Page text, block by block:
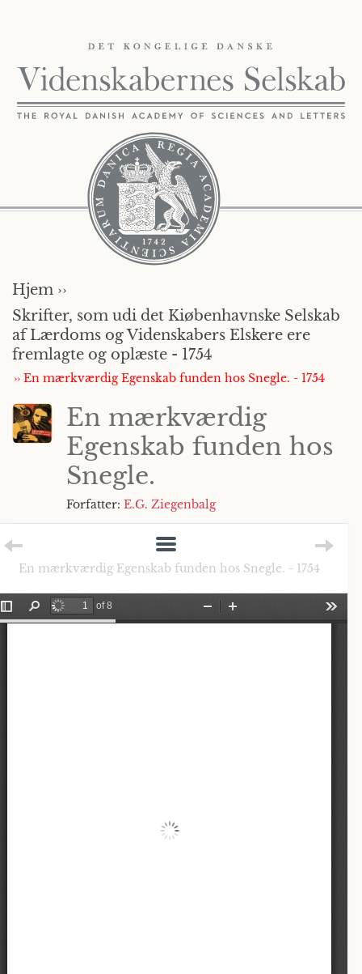
Hjem ››
Skrifter, som udi det Kiøbenhavnske Selskab
af Lærdoms og Videnskabers Elskere ere
fremlagte og oplæste - 1754
›› En mærkværdig Egenskab funden hos Snegle. - 1754
En mærkværdig
Egenskab funden hos
Snegle.
Forfatter: E.G. Ziegenbalg
En mærkværdig Egenskab funden hos Snegle. - 1754